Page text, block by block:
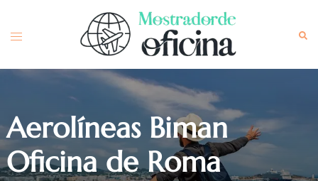
content
Toggle
Aerolíneas Biman
Oficina de Roma